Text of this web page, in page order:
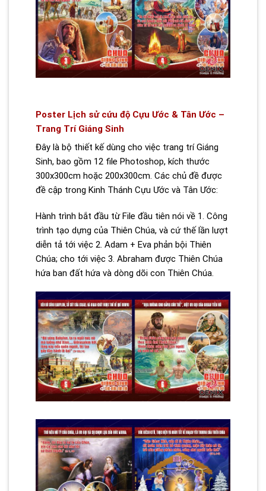
Poster Lịch sử cứu độ Cựu Ước & Tân Ước –
Trang Trí Giáng Sinh
Đây là bộ thiết kế dùng cho việc trang trí Giáng
Sinh, bao gồm 12 file Photoshop, kích thước
300x300cm hoặc 200x300cm. Các chủ đề được
đề cập trong Kinh Thánh Cựu Ước và Tân Ước:
Hành trình bắt đầu từ File đầu tiên nói về 1. Công
trình tạo dựng của Thiên Chúa, và cứ thế lần lượt
diễn tả tới việc 2. Adam + Eva phản bội Thiên
Chúa; cho tới việc 3. Abraham được Thiên Chúa
hứa ban đất hứa và dòng dõi con Thiên Chúa.